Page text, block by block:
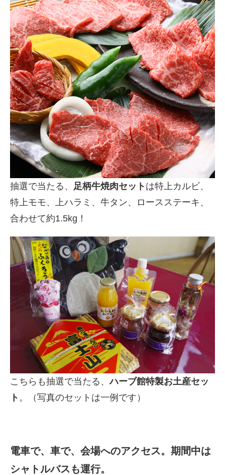
抽選で当たる、 足柄牛焼肉セット は特上カルビ、
特上モモ、上ハラミ、牛タン、ロースステーキ、
合わせて約1.5kg！
こちらも抽選で当たる、ハーブ館特製お土産セッ
ト 。（写真のセットは一例です）
電車で、車で、会場へのアクセス。期間中は
シャトルバスも運行。